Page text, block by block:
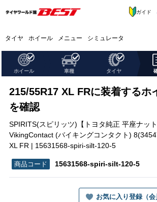
タイヤ ホイール メニュー シミュレータ
ガイド
ホイール 車種 タイヤ
215/55R17 XL FRに装着するホ
を確認
SPIRITS(スピリッツ)【トヨタ純正 平座ナッ
VikingContact (バイキングコンタクト)
XL FR | 15631568-spiri-silt-120-5
15631568-spiri-silt-120-5
お気に入り登録（会